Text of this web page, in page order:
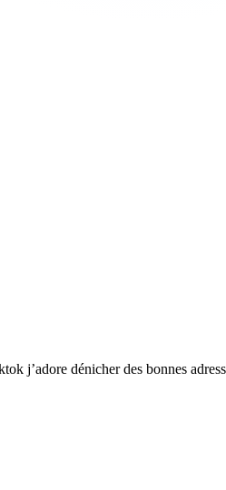
j’adore dénicher des bonnes